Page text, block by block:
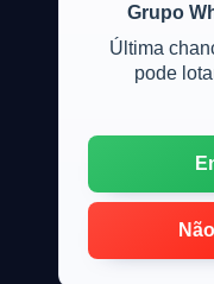
Grupo
Última
pode